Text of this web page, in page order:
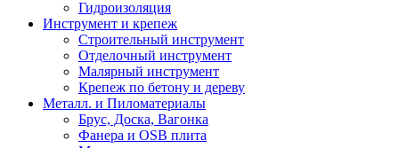
Гидроизоляция
Инструмент и крепеж
Строительный инструмент
Отделочный инструмент
Малярный инструмент
Крепеж по бетону и дереву
Металл. и Пиломатериалы
Брус, Доска, Вагонка
Фанера и OSB плита